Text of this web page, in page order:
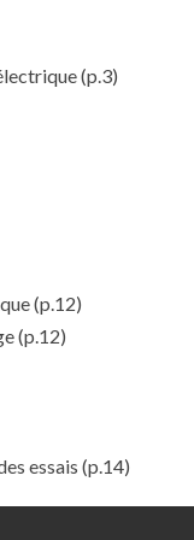
(p.3)
(p.12)
(p.12)
essais (p.14)